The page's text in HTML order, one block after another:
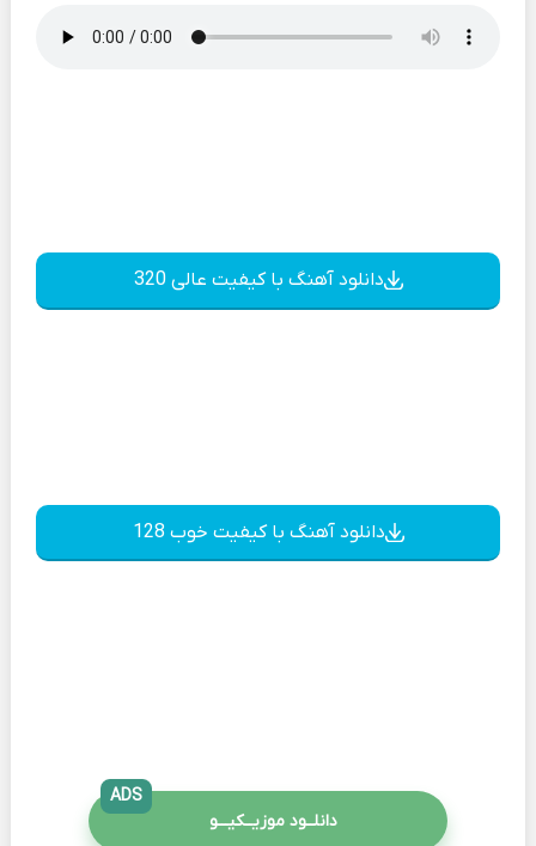
دانلود آهنگ با کیفیت عالی 320
دانلود آهنگ با کیفیت خوب 128
دانلــود موزیــکیـــو
ADS